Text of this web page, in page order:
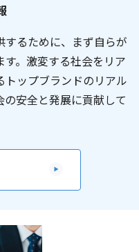
シンポジウム「宇宙開
2026にて空間設計ソフ
」を紹介します
ミング競技会（Kibo-
成と宇宙ロボット技術の
2026/03/31)
するために、まず自らが
す。激変する社会をリア
ップブランドのリアル
安全と発展に貢献して